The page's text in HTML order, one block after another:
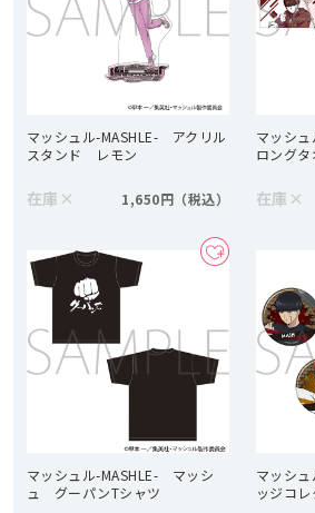
マッシュル-MASHLE- アクリル
スタンド レモン
在庫 × 1,650円
マッシ
ロングタ
在庫 ×
マッシュル-MASHLE- マッシ
ュ グーパンTシャツ
マッシ
ッジコ